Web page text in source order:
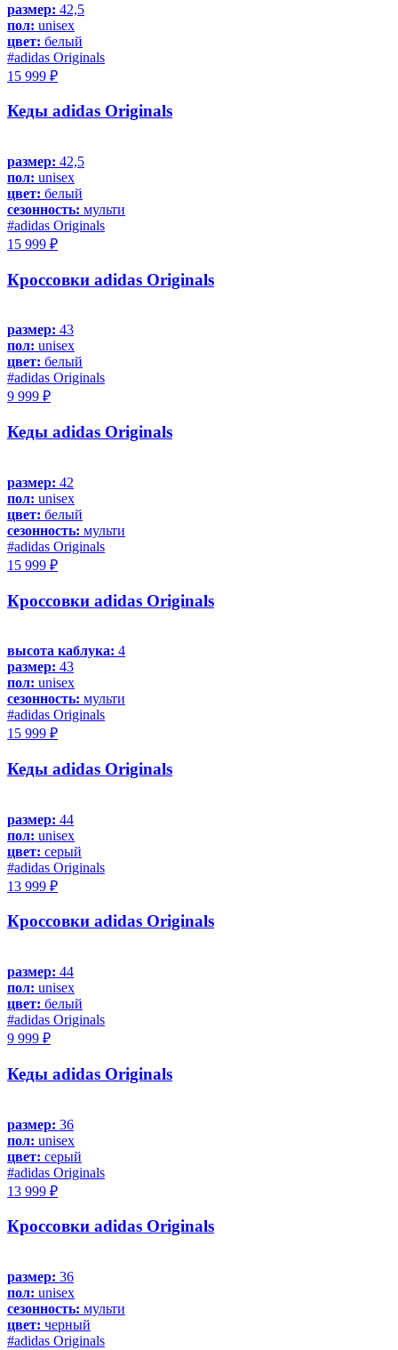
размер: 42,5
пол: unisex
цвет: белый
#adidas Originals
15 999 ₽
Кеды adidas Originals
размер: 42,5
пол: unisex
цвет: белый
сезонность: мульти
#adidas Originals
15 999 ₽
Кроссовки adidas Originals
размер: 43
пол: unisex
цвет: белый
#adidas Originals
9 999 ₽
Кеды adidas Originals
размер: 42
пол: unisex
цвет: белый
сезонность: мульти
#adidas Originals
15 999 ₽
Кроссовки adidas Originals
высота каблука: 4
размер: 43
пол: unisex
сезонность: мульти
#adidas Originals
15 999 ₽
Кеды adidas Originals
размер: 44
пол: unisex
цвет: серый
#adidas Originals
13 999 ₽
Кроссовки adidas Originals
размер: 44
пол: unisex
цвет: белый
#adidas Originals
9 999 ₽
Кеды adidas Originals
размер: 36
пол: unisex
цвет: серый
#adidas Originals
13 999 ₽
Кроссовки adidas Originals
размер: 36
пол: unisex
сезонность: мульти
цвет: черный
#adidas Originals